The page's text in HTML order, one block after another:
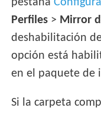
pestaña
Perfiles > Mirror
deshabilitación
opción está
en el paquete de
Si la carpeta